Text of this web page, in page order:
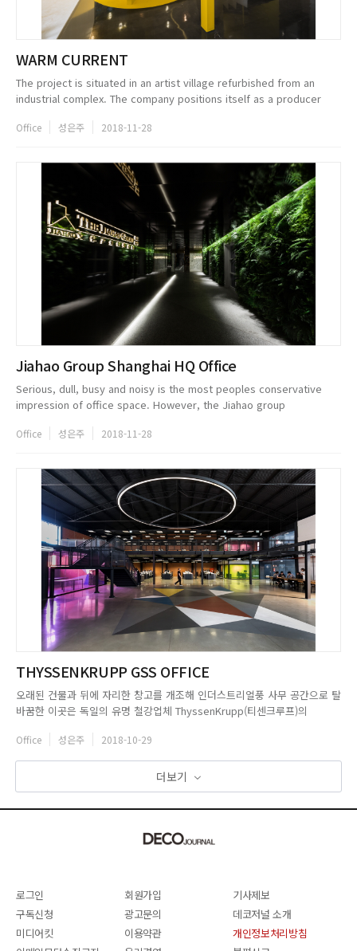
WARM CURRENT
The project is situated in an artist village refurbished from an
industrial complex. The company positions itself as a producer
origi...
Office 성은주 2018-11-28
Jiahao Group Shanghai HQ Office
Serious, dull, busy and noisy is the most peoples conservative
impression of office space. However, the Jiahao group
Shanghai, may be able ...
Office 성은주 2018-11-28
THYSSENKRUPP GSS OFFICE
오래된 건물과 뒤에 자리한 창고를 개조해 인더스트리얼풍 사무 공간으로 탈
바꿈한 이곳은 독일의 유명 철강업체 ThyssenKrupp(티센크루프)의
Sert&oacute;rio Avenue에 위치하고 있는 오피스는 약 100여 명의 직원
이 사용하고 있으며, 최대 235명을 수용할 수 ...
Office 성은주 2018-10-29
더보기
로그인 회원가입
기사제보
구독신청
광고문의
데코저널 소개
미디어킷
이용약관
개인정보처리방침